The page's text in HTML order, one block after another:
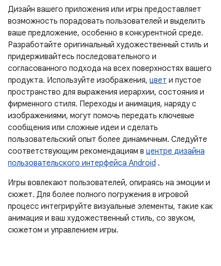
Дизайн вашего приложения или игры предоставляет
возможность порадовать пользователей и выделить
ваше предложение, особенно в конкурентной среде.
Разработайте оригинальный художественный стиль и
придерживайтесь последовательного и
согласованного подхода на всех поверхностях вашего
продукта. Используйте изображения, цвет и пустое
пространство для выражения иерархии, состояния и
фирменного стиля. Переходы и анимация, наряду с
изображениями, могут помочь передать ключевые
сообщения или сложные идеи и сделать
пользовательский опыт более динамичным. Следуйте
соответствующим рекомендациям в центре дизайна
пользовательского интерфейса Android .
Игры вовлекают пользователей, опираясь на эмоции и
сюжет. Для более полного погружения в игровой
процесс интегрируйте визуальные элементы, такие как
анимация и ваш художественный стиль, со звуком,
сюжетом и управлением игры.